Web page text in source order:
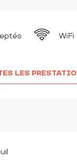
WiFi
LES